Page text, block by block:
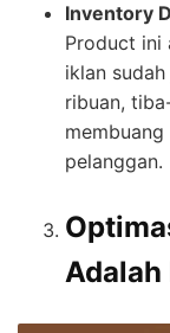
Inventory
Product ini
iklan
ribuan,
pelanggan.
Adalah